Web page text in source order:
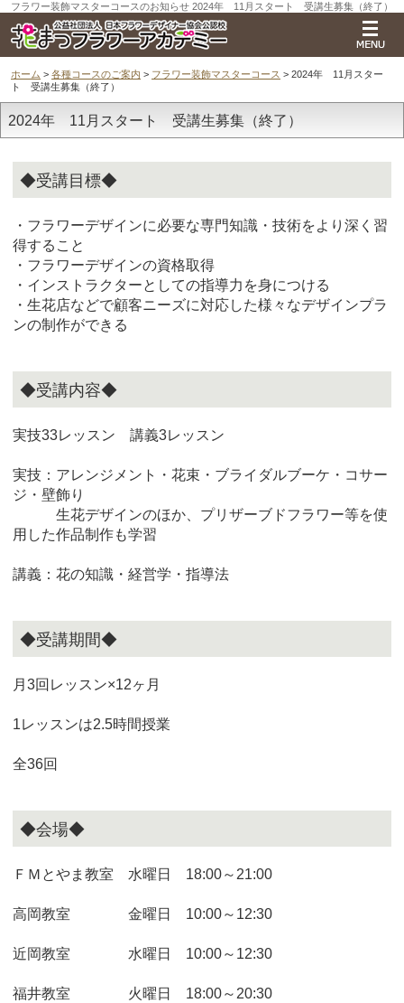
フラワー装飾マスターコースのお知らせ 2024年 11月スタート 受講生募集（終了）
ホーム > 各種コースのご案内 > フラワー装飾マスターコース > 2024年 11月スター
ト 受講生募集（終了）
2024年 11月スタート 受講生募集（終了）
◆受講目標◆
・フラワーデザインに必要な専門知識・技術をより深く習
得すること
・フラワーデザインの資格取得
・インストラクターとしての指導力を身につける
・生花店などで顧客ニーズに対応した様々なデザインプラ
ンの制作ができる
◆受講内容◆
実技33レッスン 講義3レッスン
実技：アレンジメント・花束・ブライダルブーケ・コサー
ジ・壁飾り
生花デザインのほか、プリザーブドフラワー等を使
用した作品制作も学習
講義：花の知識・経営学・指導法
◆受講期間◆
月3回レッスン×12ヶ月
1レッスンは2.5時間授業
全36回
◆会場◆
ＦＭとやま教室 水曜日 18:00～21:00
高岡教室 金曜日 10:00～12:30
近岡教室 水曜日 10:00～12:30
福井教室 火曜日 18:00～20:30